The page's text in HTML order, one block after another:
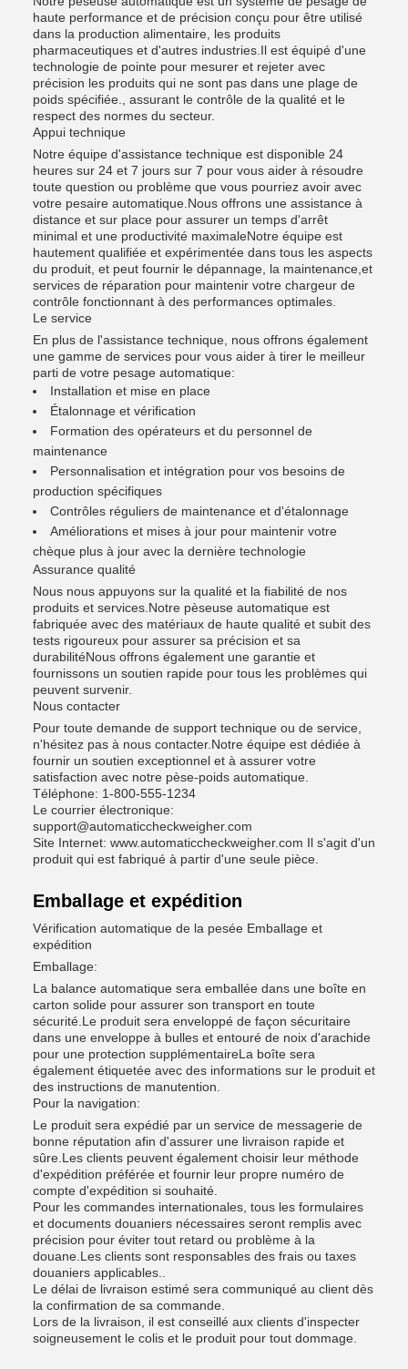
haute performance et de précision conçu pour être utilisé
dans la production alimentaire, les produits
pharmaceutiques et d'autres industries.Il est équipé d'une
technologie de pointe pour mesurer et rejeter avec
précision les produits qui ne sont pas dans une plage de
poids spécifiée., assurant le contrôle de la qualité et le
respect des normes du secteur.
Appui technique
Notre équipe d'assistance technique est disponible 24
heures sur 24 et 7 jours sur 7 pour vous aider à résoudre
toute question ou problème que vous pourriez avoir avec
votre pesaire automatique.Nous offrons une assistance à
distance et sur place pour assurer un temps d'arrêt
minimal et une productivité maximaleNotre équipe est
hautement qualifiée et expérimentée dans tous les aspects
du produit, et peut fournir le dépannage, la maintenance,et
services de réparation pour maintenir votre chargeur de
contrôle fonctionnant à des performances optimales.
Le service
En plus de l'assistance technique, nous offrons également
une gamme de services pour vous aider à tirer le meilleur
parti de votre pesage automatique:
Installation et mise en place
Étalonnage et vérification
Formation des opérateurs et du personnel de
maintenance
Personnalisation et intégration pour vos besoins de
production spécifiques
Contrôles réguliers de maintenance et d'étalonnage
Améliorations et mises à jour pour maintenir votre
chèque plus à jour avec la dernière technologie
Assurance qualité
Nous nous appuyons sur la qualité et la fiabilité de nos
produits et services.Notre pèseuse automatique est
fabriquée avec des matériaux de haute qualité et subit des
tests rigoureux pour assurer sa précision et sa
durabilitéNous offrons également une garantie et
fournissons un soutien rapide pour tous les problèmes qui
peuvent survenir.
Nous contacter
Pour toute demande de support technique ou de service,
n'hésitez pas à nous contacter.Notre équipe est dédiée à
fournir un soutien exceptionnel et à assurer votre
satisfaction avec notre pèse-poids automatique.
Téléphone: 1-800-555-1234
Le courrier électronique:
support@automaticcheckweigher.com
Site Internet: www.automaticcheckweigher.com Il s'agit d'un
produit qui est fabriqué à partir d'une seule pièce.
Emballage et expédition
Vérification automatique de la pesée Emballage et
expédition
Emballage:
La balance automatique sera emballée dans une boîte en
carton solide pour assurer son transport en toute
sécurité.Le produit sera enveloppé de façon sécuritaire
dans une enveloppe à bulles et entouré de noix d'arachide
pour une protection supplémentaireLa boîte sera
également étiquetée avec des informations sur le produit et
des instructions de manutention.
Pour la navigation:
Le produit sera expédié par un service de messagerie de
bonne réputation afin d'assurer une livraison rapide et
sûre.Les clients peuvent également choisir leur méthode
d'expédition préférée et fournir leur propre numéro de
compte d'expédition si souhaité.
Pour les commandes internationales, tous les formulaires
et documents douaniers nécessaires seront remplis avec
précision pour éviter tout retard ou problème à la
douane.Les clients sont responsables des frais ou taxes
douaniers applicables..
Le délai de livraison estimé sera communiqué au client dès
la confirmation de sa commande.
Lors de la livraison, il est conseillé aux clients d'inspecter
soigneusement le colis et le produit pour tout dommage.